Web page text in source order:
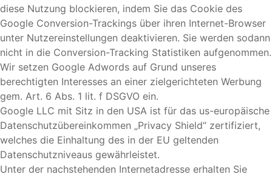
diese Nutzung blockieren, indem Sie das Cookie des
Google Conversion-Trackings über ihren Internet-Browser
unter Nutzereinstellungen deaktivieren. Sie werden sodann
nicht in die Conversion-Tracking Statistiken aufgenommen.
Wir setzen Google Adwords auf Grund unseres
berechtigten Interesses an einer zielgerichteten Werbung
gem. Art. 6 Abs. 1 lit. f DSGVO ein.
Google LLC mit Sitz in den USA ist für das us-europäische
Datenschutzübereinkommen „Privacy Shield“ zertifiziert,
welches die Einhaltung des in der EU geltenden
Datenschutzniveaus gewährleistet.
Unter der nachstehenden Internetadresse erhalten Sie